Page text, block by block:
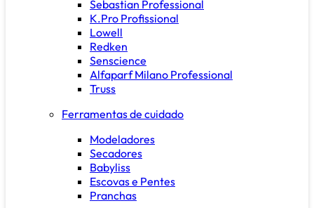
Sebastian Professional
K.Pro Profissional
Lowell
Redken
Senscience
Alfaparf Milano Professional
Truss
Ferramentas de cuidado
Modeladores
Secadores
Babyliss
Escovas e Pentes
Pranchas